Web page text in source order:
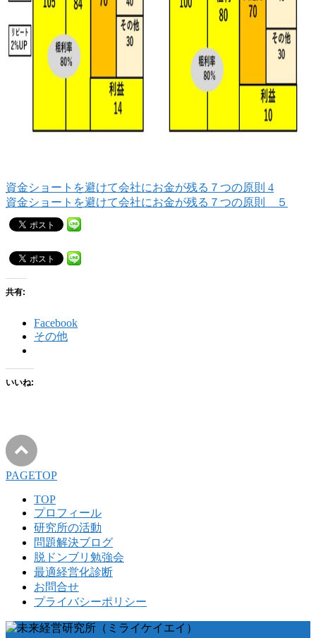
資金ショートを避けて会社にお金が残る７つの原則 4
資金ショートを避けて会社にお金が残る７つの原則 ５
共有:
Facebook
その他
いいね:
PAGETOP
TOP
プロフィール
研究所の活動
問題解決ブログ
脱ドンブリ勉強会
最適経営化診断
お問合せ
プライバシーポリシー